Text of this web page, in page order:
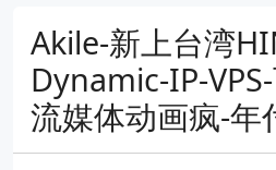
Akile-新上台湾
Dynamic-IP-
流媒体动画疯-年